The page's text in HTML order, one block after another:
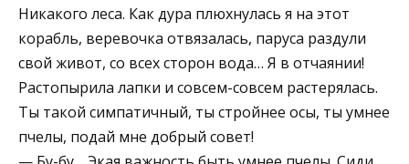
Никакого леса. Как дура плюхнулась я на этот
корабль, веревочка отвязалась, паруса раздули
свой живот, со всех сторон вода… Я в отчаянии!
Растопырила лапки и совсем-совсем растерялась.
Ты такой симпатичный, ты стройнее осы, ты умнее
пчелы, подай мне добрый совет!